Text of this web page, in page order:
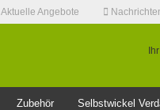
Aktuelle Angebote
Zubehör Selbstwickel